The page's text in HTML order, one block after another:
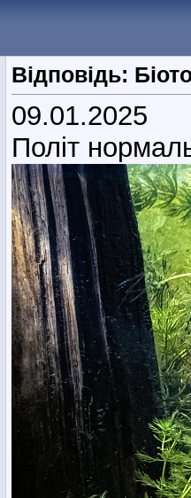
Відповідь:
09.01.2025
Політ